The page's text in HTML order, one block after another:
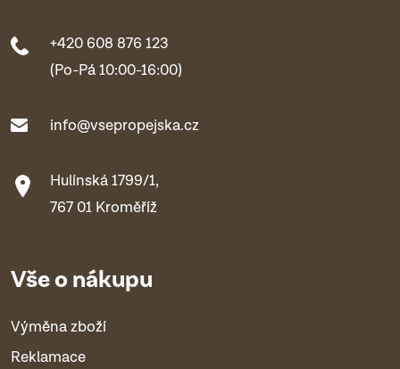
+420 608 876 123
(Po-Pá 10:00-16:00)
info@vsepropejska.cz
Hulínská 1799/1,
767 01 Kroměříž
Vše o nákupu
Výměna zboží
Reklamace